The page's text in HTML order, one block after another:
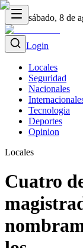
sábado, 8 de
Login
Locales
Seguridad
Nacionales
Tecnologia
Deportes
Opinion
Locales
Cuatro